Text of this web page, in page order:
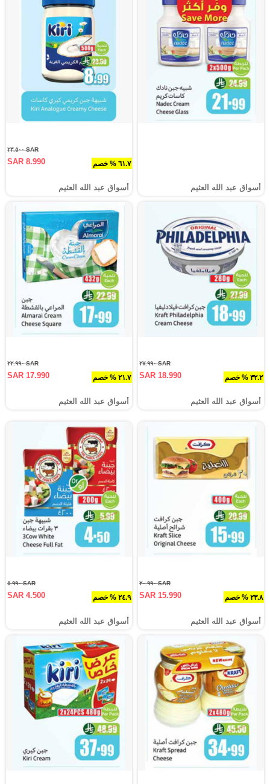
أسواق عبد الله العثيم
٦١.٧ % خصم
SAR ٢٣.٥٠٠
SAR 8.990
أسواق عبد الله العثيم
٣٢.٢ % خصم
SAR ٢٧.٩٩٠
SAR 18.990
أسواق عبد الله العثيم
٢١.٧ % خصم
SAR ٢٢.٩٩٠
SAR 17.990
أسواق عبد الله العثيم
٢٣.٨ % خصم
SAR ٢٠.٩٩٠
SAR 15.990
أسواق عبد الله العثيم
٢٤.٩ % خصم
SAR ٥.٩٩٠
SAR 4.500
أسواق عبد الله العثيم